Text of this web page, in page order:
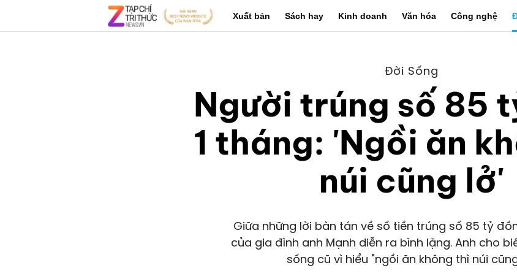
Xuất bản Sách hay Kinh doanh Văn hóa Công nghệ
Đời Sống
Người trúng số 85
1 tháng: 'Ngồi ăn
núi cũng lở'
Giữa những lời bàn tán về số tiền trúng số 85 tỷ
của gia đình anh Mạnh diễn ra bình lặng. Anh cho
sống cũ vì hiểu "ngồi ăn không thì núi